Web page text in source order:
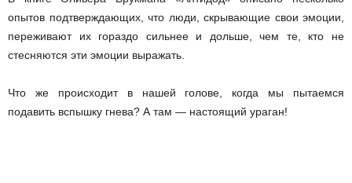
опытов подтверждающих, что люди, скрывающие свои эмоции,
переживают их гораздо сильнее и дольше, чем те, кто не
стесняются эти эмоции выражать.
Что же происходит в нашей голове, когда мы пытаемся
подавить вспышку гнева? А там — настоящий ураган!